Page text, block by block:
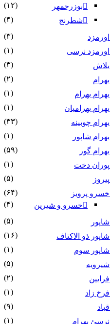
بوزرجمهر
(۱۲)
شطرنج
(۴)
اورمزد
(۳)
اورمزد نرسى‏
(۱)
بلاش
(۳)
بهرام
(۲)
بهرام بهرام
(۱)
بهرام بهرامیان‏
(۱)
بهرام چوبینه
(۳۳)
بهرام شاپور
(۱)
بهرام گور
(۵۹)
پوران دخت
(۱)
پیروز
(۵)
خسرو پرویز
(۶۴)
خسرو و شیرین
(۴)
شاپور
(۵)
شاپور ذو الاکتاف
(۱۶)
شاپور سوم‏
(۱)
شیرویه
(۵)
فرایین
(۲)
فرخ زاد
(۱)
قباد
(۹)
نرسئ بهرام‏
(۱)